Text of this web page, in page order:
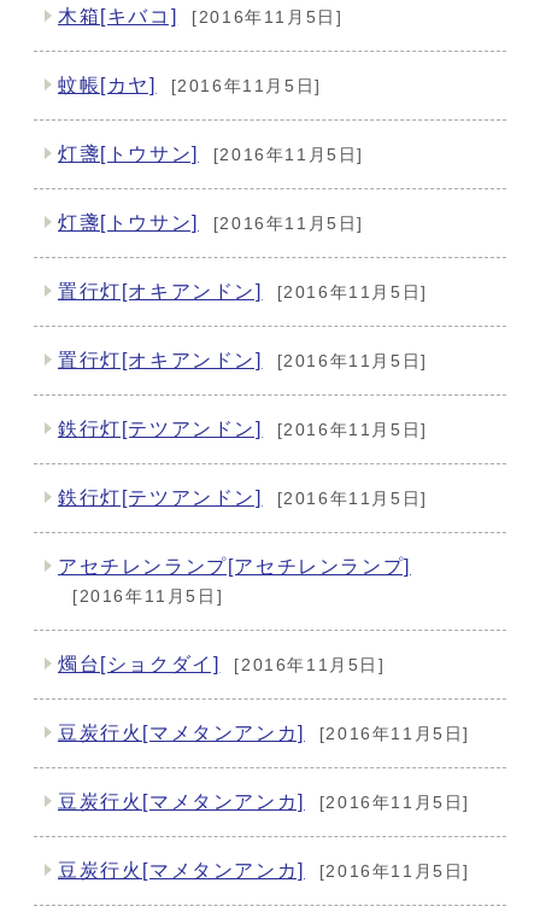
木箱[キバコ] [2016年11月5日]
蚊帳[カヤ] [2016年11月5日]
灯盞[トウサン] [2016年11月5日]
灯盞[トウサン] [2016年11月5日]
置行灯[オキアンドン] [2016年11月5日]
置行灯[オキアンドン] [2016年11月5日]
鉄行灯[テツアンドン] [2016年11月5日]
鉄行灯[テツアンドン] [2016年11月5日]
アセチレンランプ[アセチレンランプ]
[2016年11月5日]
燭台[ショクダイ] [2016年11月5日]
豆炭行火[マメタンアンカ] [2016年11月5日]
豆炭行火[マメタンアンカ] [2016年11月5日]
豆炭行火[マメタンアンカ] [2016年11月5日]